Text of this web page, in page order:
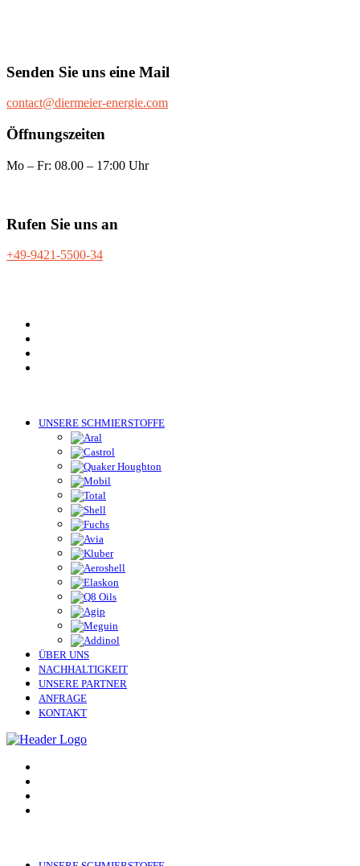
Senden Sie uns eine Mail
contact@diermeier-energie.com
Öffnungszeiten
Mo – Fr: 08.00 – 17:00 Uhr
Rufen Sie uns an
+49-9421-5500-34
UNSERE SCHMIERSTOFFE
ÜBER UNS
NACHHALTIGKEIT
UNSERE PARTNER
ANFRAGE
KONTAKT